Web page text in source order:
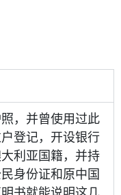
，并曾使用过此
登记，开设银行
利亚国籍，并持
身份证和原中国